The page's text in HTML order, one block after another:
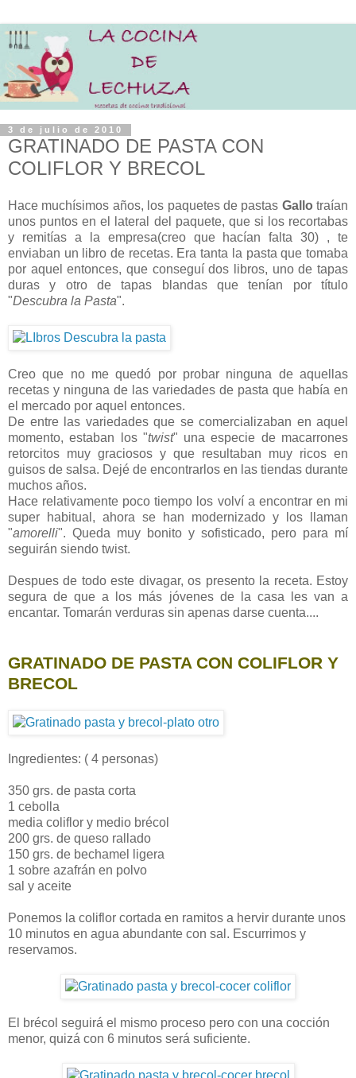
3 de julio de 2010
GRATINADO DE PASTA CON
COLIFLOR Y BRECOL
Hace muchísimos años, los paquetes de pastas Gallo traían
unos puntos en el lateral del paquete, que si los recortabas
y remitías a la empresa(creo que hacían falta 30) , te
enviaban un libro de recetas. Era tanta la pasta que tomaba
por aquel entonces, que conseguí dos libros, uno de tapas
duras y otro de tapas blandas que tenían por título
"Descubra la Pasta".
Creo que no me quedó por probar ninguna de aquellas
recetas y ninguna de las variedades de pasta que había en
el mercado por aquel entonces.
De entre las variedades que se comercializaban en aquel
momento, estaban los "twist" una especie de macarrones
retorcitos muy graciosos y que resultaban muy ricos en
guisos de salsa. Dejé de encontrarlos en las tiendas durante
muchos años.
Hace relativamente poco tiempo los volví a encontrar en mi
super habitual, ahora se han modernizado y los llaman
"amorelli". Queda muy bonito y sofisticado, pero para mí
seguirán siendo twist.
Despues de todo este divagar, os presento la receta. Estoy
segura de que a los más jóvenes de la casa les van a
encantar. Tomarán verduras sin apenas darse cuenta....
GRATINADO DE PASTA CON COLIFLOR Y
BRECOL
Ingredientes: ( 4 personas)
350 grs. de pasta corta
1 cebolla
media coliflor y medio brécol
200 grs. de queso rallado
150 grs. de bechamel ligera
1 sobre azafrán en polvo
sal y aceite
Ponemos la coliflor cortada en ramitos a hervir durante unos
10 minutos en agua abundante con sal. Escurrimos y
reservamos.
El brécol seguirá el mismo proceso pero con una cocción
menor, quizá con 6 minutos será suficiente.